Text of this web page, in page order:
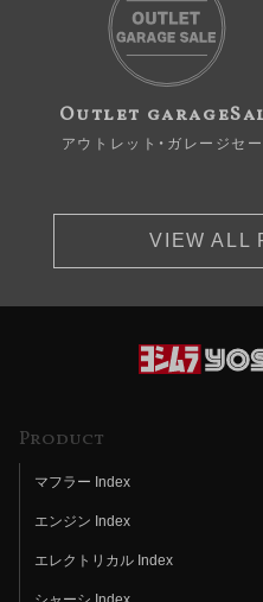
Outlet
アウトレット・ガレージセ
VIEW ALL
Product
マフラー Index
エンジン Index
エレクトリカル Index